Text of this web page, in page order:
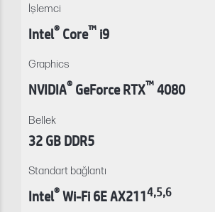
İşlemci
Intel®Core™i9
Graphics
NVIDIA®GeForce RTX™4080
Bellek
32 GB DDR5
Standart bağlantı
Intel®Wi-Fi 6E AX2114,5,6